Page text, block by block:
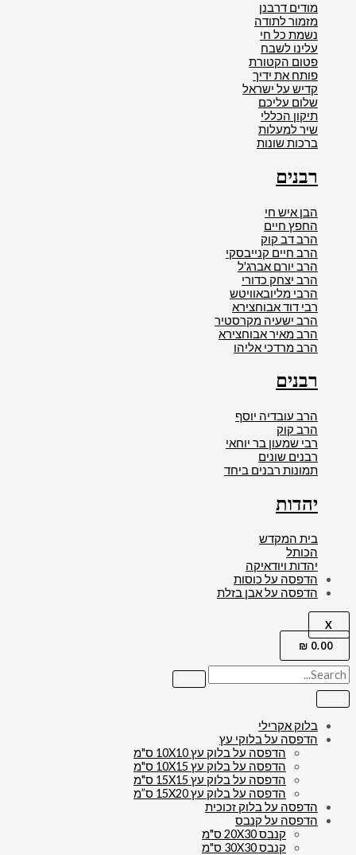
מודים דרבנן
מזמור לתודה
נשמת כל חי
עלינו לשבח
פטום הקטורת
פותח את ידיך
קדיש על ישראל
שלום עליכם
תיקון הכללי
שיר למעלות
ברכות שונות
רבנים
הבן איש חי
החפץ חיים
הרב דב קוק
הרב חיים קנייבסקי
הרב יורם אברג'ל
הרב יצחק כדורי
הרבי מליובאוויטש
רבי דוד אבוחצירא
הרב ישעיה מקרסטיר
הרב מאיר אבוחצירא
הרב מרדכי אליהו
רבנים
הרב עובדיה יוסף
הרב קוק
רבי שמעון בר יוחאי
רבנים שונים
תמונות רבנים ביחד
יהדות
בית המקדש
הכותל
יהדות ויודאיקה
הדפסה על כוסות
הדפסה על אבן בזלת
X
0.00
₪
בלוק אקרילי
הדפסה על בלוקי עץ
הדפסה על בלוק עץ 10X10 ס"מ
הדפסה על בלוק עץ 10X15 ס"מ
הדפסה על בלוק עץ 15X15 ס"מ
הדפסה על בלוק עץ 15X20 ס”מ
הדפסה על בלוק זכוכית
הדפסה על קנבס
קנבס 20X30 ס"מ
קנבס 30X30 ס"מ